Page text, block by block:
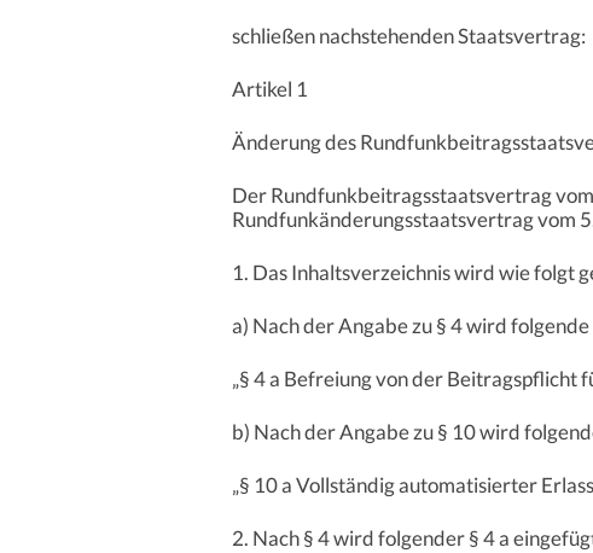
schließen nachstehenden Staatsvertrag:
Artikel 1
Änderung des
Der Rundfunkbeitragsstaatsvertrag
Rundfunkänderungsstaatsvertrag vom
1. Das Inhaltsverzeichnis wird wie folgt
a) Nach der Angabe zu § 4 wird
„§ 4 a Befreiung von der Beitragspflicht
b) Nach der Angabe zu § 10 wird
„§ 10 a Vollständig automatisierter
2. Nach § 4 wird folgender § 4 a